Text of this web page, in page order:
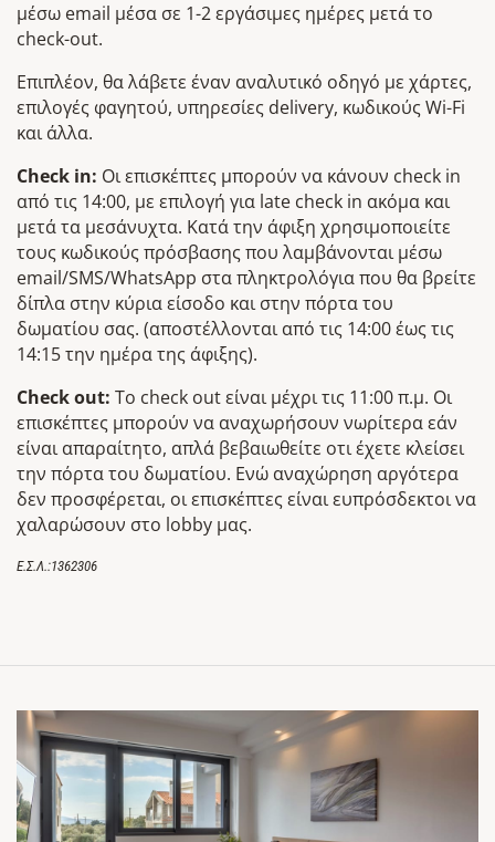
μέσω email μέσα σε 1-2 εργάσιμες ημέρες μετά το
check-out.
Επιπλέον, θα λάβετε έναν αναλυτικό οδηγό με χάρτες,
επιλογές φαγητού, υπηρεσίες delivery, κωδικούς Wi-Fi
και άλλα.
Check in: Οι επισκέπτες μπορούν να κάνουν check in
από τις 14:00, με επιλογή για late check in ακόμα και
μετά τα μεσάνυχτα. Κατά την άφιξη χρησιμοποιείτε
τους κωδικούς πρόσβασης πoυ λαμβάνονται μέσω
email/SMS/WhatsApp στα πληκτρολόγια που θα βρείτε
δίπλα στην κύρια είσοδο και στην πόρτα του
δωματίου σας. (αποστέλλονται από τις 14:00 έως τις
14:15 την ημέρα της άφιξης).
Check out: Το check out είναι μέχρι τις 11:00 π.μ. Οι
επισκέπτες μπορούν να αναχωρήσουν νωρίτερα εάν
είναι απαραίτητο, απλά βεβαιωθείτε οτι έχετε κλείσει
την πόρτα του δωματίου. Ενώ αναχώρηση αργότερα
δεν προσφέρεται, οι επισκέπτες είναι ευπρόσδεκτοι να
χαλαρώσουν στο lobby μας.
Ε.Σ.Λ.:1362306